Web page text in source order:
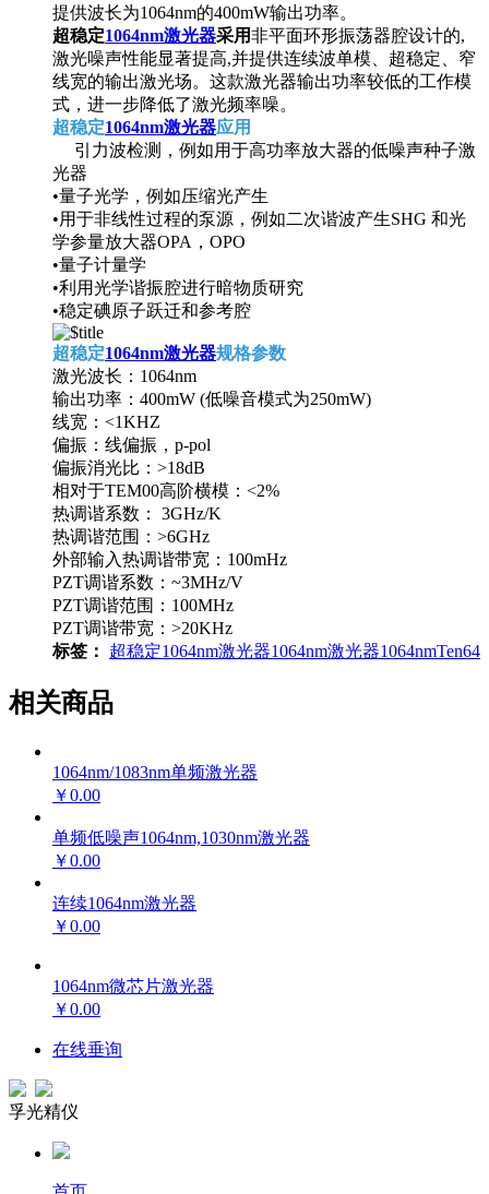
提供波长为1064nm的400mW输出功率。
超稳定1064nm激光器采用非平面环形振荡器腔设计的,
激光噪声性能显著提高,并提供连续波单模、超稳定、窄
线宽的输出激光场。这款激光器输出功率较低的工作模
式，进一步降低了激光频率噪。
超稳定1064nm激光器应用
引力波检测，例如用于高功率放大器的低噪声种子激
光器
•量子光学，例如压缩光产生
•用于非线性过程的泵源，例如二次谐波产生SHG 和光
学参量放大器OPA，OPO
•量子计量学
•利用光学谐振腔进行暗物质研究
•稳定碘原子跃迁和参考腔
超稳定1064nm激光器规格参数
激光波长：1064nm
输出功率：400mW (低噪音模式为250mW)
线宽：<1KHZ
偏振：线偏振，p-pol
偏振消光比：>18dB
相对于TEM00高阶横模：<2%
热调谐系数： 3GHz/K
热调谐范围：>6GHz
外部输入热调谐带宽：100mHz
PZT调谐系数：~3MHz/V
PZT调谐范围：100MHz
PZT调谐带宽：>20KHz
标签：
超稳定1064nm激光器1064nm激光器1064nmTen64
相关商品
1064nm/1083nm单频激光器
￥0.00
单频低噪声1064nm,1030nm激光器
￥0.00
连续1064nm激光器
￥0.00
1064nm微芯片激光器
￥0.00
在线垂询
孚光精仪